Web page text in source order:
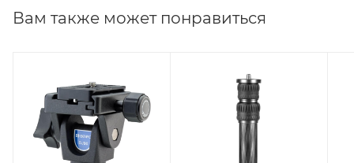
Вам также может понравиться